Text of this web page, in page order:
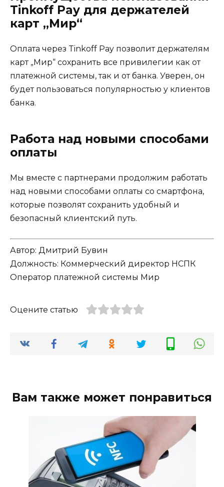
Tinkoff Pay для держателей
карт „Мир“
Оплата через Tinkoff Pay позволит держателям
карт „Мир“ сохранить все привилегии как от
платежной системы, так и от банка. Уверен, он
будет пользоваться популярностью у клиентов
банка.
Работа над новыми способами
оплаты
Мы вместе с партнерами продолжим работать
над новыми способами оплаты со смартфона,
которые позволят сохранить удобный и
безопасный клиентский путь.
Автор: Дмитрий Бувин
Должность: Коммерческий директор НСПК
Оператор платежной системы Мир
Оцените статью
Вам также может понравиться